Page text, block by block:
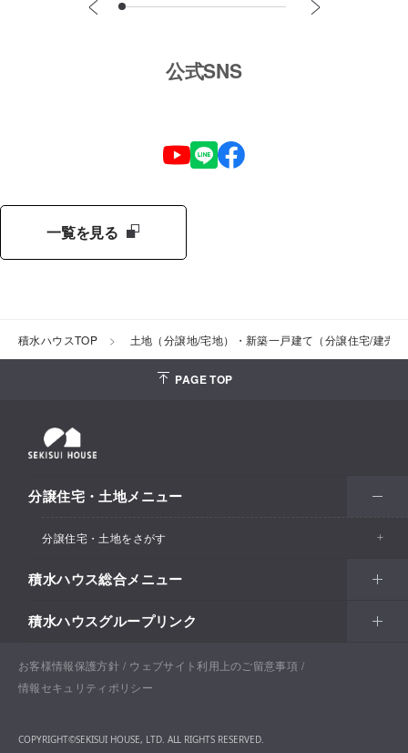
公式SNS
一覧を見る
積水ハウスTOP 土地（分譲地/宅地）・新築一戸建て（分譲住宅/建売
PAGE TOP
分譲住宅・土地メニュー
分譲住宅・土地をさがす
エリアからさがす
北海道・東北
北海道
関東甲信越
愛知
関西
市区町村からさがす
沿線・駅からさがす
積水ハウス総合メニュー
住まい
戸建住宅
土地活用
企業・行政向け不動産活用（CRE・PRE）
開発事業
積水ハウスグループリンク
積水ハウスサポートプラス
お客様情報保護方針
ウェブサイト利用上のご留意事項
情報セキュリティポリシー
COPYRIGHT©SEKISUI HOUSE, LTD. ALL RIGHTS RESERVED.